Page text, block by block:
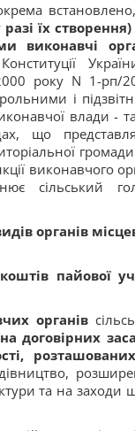
їх
виконавчі
року N 1-рп/
і
влади -
що
виконавчого
сільський
органів
пайової
органів
договірних
та на заходи